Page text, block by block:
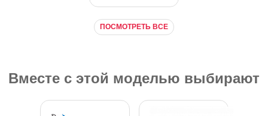
ПОСМОТРЕТЬ ВСЕ
Вместе с этой моделью выбирают